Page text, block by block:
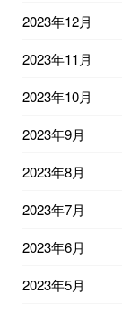
2023年12月
2023年11月
2023年10月
2023年9月
2023年8月
2023年7月
2023年6月
2023年5月